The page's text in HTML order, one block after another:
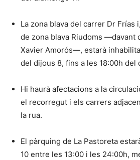
La zona blava del carrer Dr Frías
de zona blava Riudoms —davant
Xavier Amorós—, estarà
del dijous 8, fins a les 18:00h del
Hi haurà afectacions a la
el recorregut i els carrers
la rua.
El pàrquing de La Pastoreta
10 entre les 13:00 i les 24:00h,